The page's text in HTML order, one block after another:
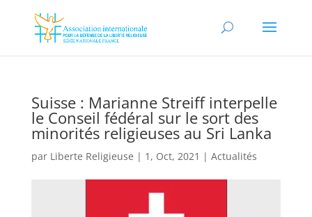
Suisse : Marianne Streiff interpelle
le Conseil fédéral sur le sort des
minorités religieuses au Sri Lanka
par Liberte Religieuse | 1, Oct, 2021 | Actualités